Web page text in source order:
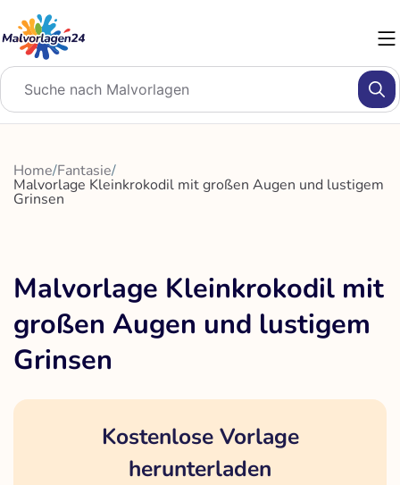
Inhalt
springen
Home/Fantasie/
Malvorlage Kleinkrokodil mit großen Augen und lustigem
Grinsen
Malvorlage Kleinkrokodil mit
großen Augen und lustigem
Grinsen
Kostenlose Vorlage
herunterladen